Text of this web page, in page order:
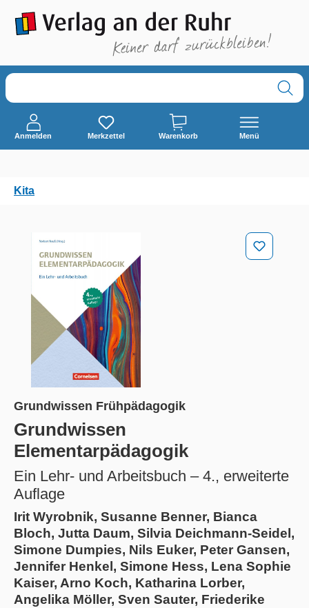
springen
Anmelden Merkzettel Warenkorb Menü
Kita
Bildergalerie überspringen
Grundwissen Frühpädagogik
Grundwissen
Elementarpädagogik
Ein Lehr- und Arbeitsbuch – 4., erweiterte
Auflage
Irit Wyrobnik, Susanne Benner, Bianca
Bloch, Jutta Daum, Silvia Deichmann-Seidel,
Simone Dumpies, Nils Euker, Peter Gansen,
Jennifer Henkel, Simone Hess, Lena Sophie
Kaiser, Arno Koch, Katharina Lorber,
Angelika Möller, Sven Sauter, Friederike